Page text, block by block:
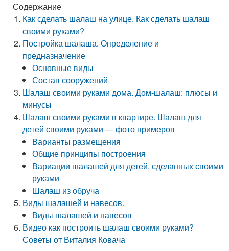
Содержание
Как сделать шалаш на улице. Как сделать шалаш
своими руками?
Постройка шалаша. Определение и
предназначение
Основные виды
Состав сооружений
Шалаш своими руками дома. Дом-шалаш: плюсы и
минусы
Шалаш своими руками в квартире. Шалаш для
детей своими руками — фото примеров
Варианты размещения
Общие принципы построения
Вариации шалашей для детей, сделанных своими
руками
Шалаш из обруча
Виды шалашей и навесов.
Виды шалашей и навесов
Видео как построить шалаш своими руками?
Советы от Виталия Ковача